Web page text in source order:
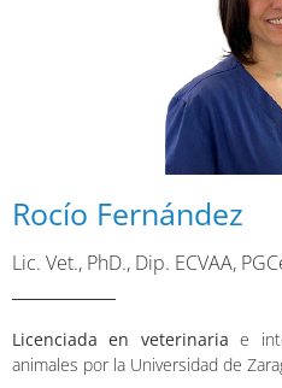
Rocío Fernández
Lic. Vet., PhD., Dip. ECVAA,
Licenciada en veterinaria e
animales por la Universidad de